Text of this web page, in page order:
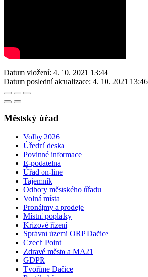
Datum vložení: 4. 10. 2021 13:44
Datum poslední aktualizace: 4. 10. 2021 13:46
Městský úřad
Volby 2026
Úřední deska
Povinné informace
E-podatelna
Úřad on-line
Tajemník
Odbory městského úřadu
Volná místa
Pronájmy a prodeje
Místní poplatky
Krizové řízení
Správní území ORP Dačice
Czech Point
Zdravé město a MA21
GDPR
Tvoříme Dačice